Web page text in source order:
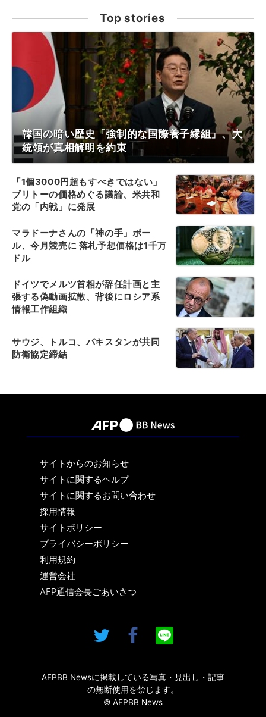
Top stories
韓国の暗い歴史「強制的な国際養子縁組」、大
統領が真相解明を約束
「1個3000円超もすべきではない」
ブリトーの価格めぐる議論、米共和
党の「内戦」に発展
マラドーナさんの「神の手」ボー
ル、今月競売に 落札予想価格は1千万
ドル
ドイツでメルツ首相が辞任計画と主
張する偽動画拡散、背後にロシア系
情報工作組織
サウジ、トルコ、パキスタンが共同
防衛協定締結
サイトからのお知らせ
サイトに関するヘルプ
サイトに関するお問い合わせ
採用情報
サイトポリシー
プライバシーポリシー
利用規約
運営会社
AFP通信会長ごあいさつ
AFPBB Newsに掲載している写真・見出し・記事
の無断使用を禁じます。
© AFPBB News